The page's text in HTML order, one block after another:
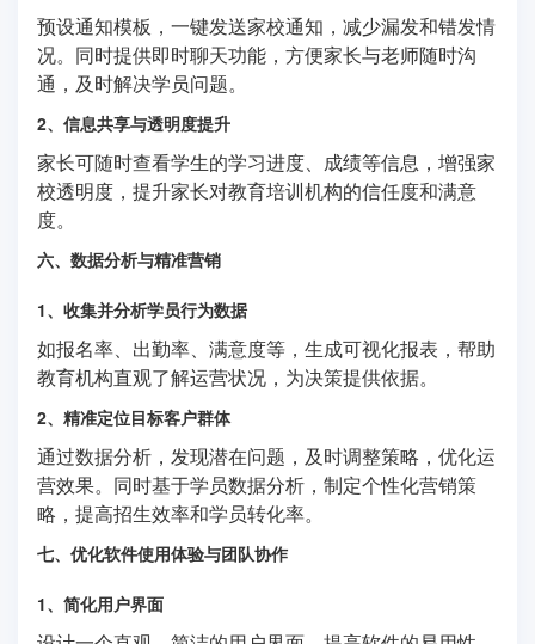
预设通知模板，一键发送家校通知，减少漏发和错发情
况。同时提供即时聊天功能，方便家长与老师随时沟
通，及时解决学员问题。
2、信息共享与透明度提升
家长可随时查看学生的学习进度、成绩等信息，增强家
校透明度，提升家长对教育培训机构的信任度和满意
度。
六、数据分析与精准营销
1、收集并分析学员行为数据
如报名率、出勤率、满意度等，生成可视化报表，帮助
教育机构直观了解运营状况，为决策提供依据。
2、精准定位目标客户群体
通过数据分析，发现潜在问题，及时调整策略，优化运
营效果。同时基于学员数据分析，制定个性化营销策
略，提高招生效率和学员转化率。
七、优化软件使用体验与团队协作
1、简化用户界面